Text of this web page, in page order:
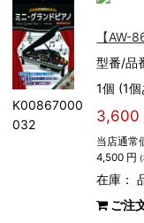
K00867000
032
【AW-
型番/品
1個 (1
3,600
当店通常
4,500 円
在庫：
ご注